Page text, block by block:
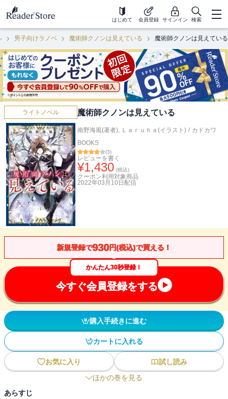
はじめて 会員登録 サインイン 検索
男子向けラノベ 魔術師クノンは見えている 魔術師クノンは見えている
ライトノベル 魔術師クノンは見えている
南野海風(著者), Ｌａｒｕｈａ(イラスト) / カドカワ
BOOKS
(3)
レビューを書く
¥1,430 (税込)
クーポン利用対象商品
2022年03月10日 配信
新規登録で930円(税込)で買える！
かんたん30秒登録！
今すぐ会員登録をする
購入手続きに進む
カートに入れる
お気に入り
試し読み
ほかの巻を見る
あらすじ